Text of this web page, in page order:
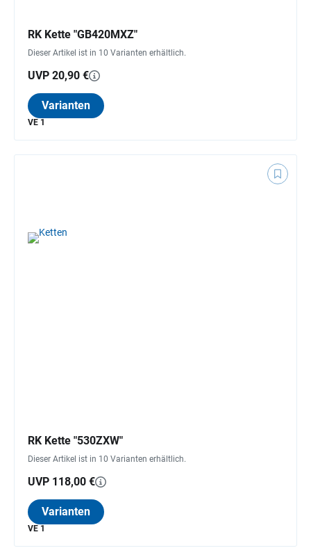
RK Kette "GB420MXZ"
Dieser Artikel ist in 10 Varianten erhältlich.
UVP 20,90 €
Varianten
VE 1
RK Kette "530ZXW"
Dieser Artikel ist in 10 Varianten erhältlich.
UVP 118,00 €
Varianten
VE 1